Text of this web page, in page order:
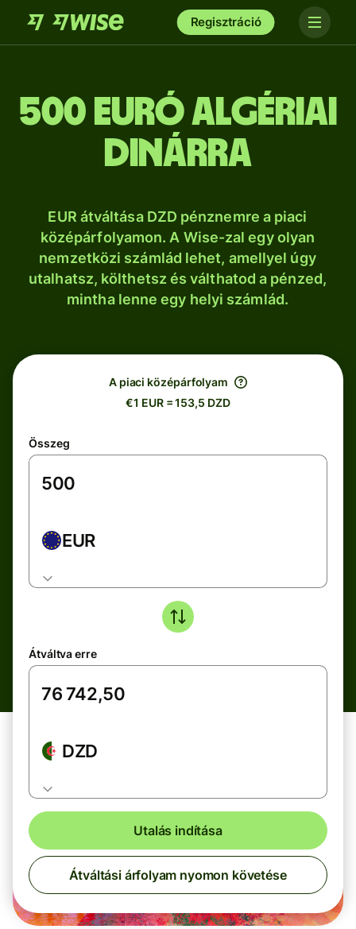
Regisztráció
500 euró algériai
dinárra
EUR átváltása DZD pénznemre a piaci
középárfolyamon. A Wise-zal egy olyan
nemzetközi számlád lehet, amellyel úgy
utalhatsz, költhetsz és válthatod a pénzed,
mintha lenne egy helyi számlád.
A piaci középárfolyam
€1 EUR = 153,5 DZD
Összeg
EUR
Átváltva erre
DZD
Utalás indítása
Átváltási árfolyam nyomon követése